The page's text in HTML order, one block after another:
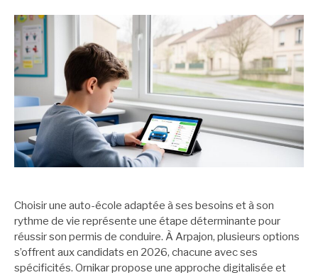
Choisir une auto-école adaptée à ses besoins et à son
rythme de vie représente une étape déterminante pour
réussir son permis de conduire. À Arpajon, plusieurs options
s’offrent aux candidats en 2026, chacune avec ses
spécificités. Ornikar propose une approche digitalisée et